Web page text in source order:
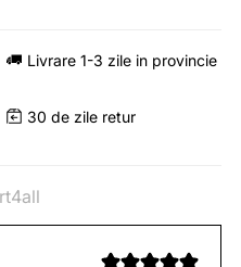
Livrare 1-3 zile in provincie
30 de zile retur